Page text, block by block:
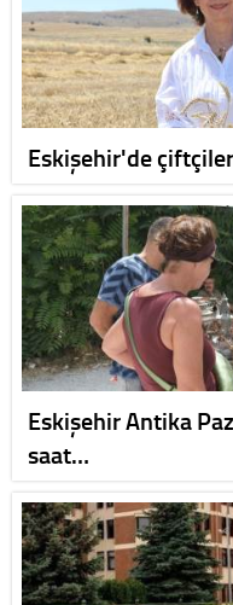
Eskişehir'de
Eskişehir Antika
saat…